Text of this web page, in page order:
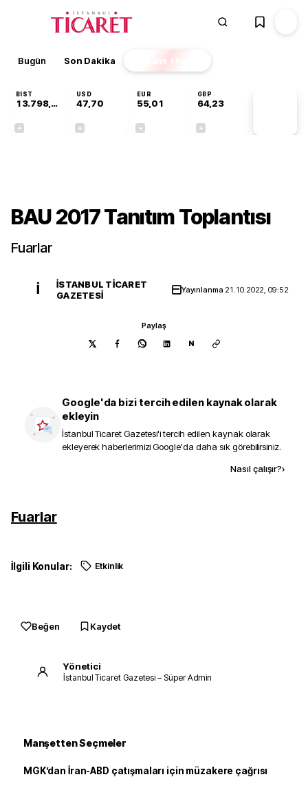
Bugün Son Dakika Finans EKSTRA
BIST
13.798,82
USD
47,70
EUR
55,01
GBP
64,23
BAU 2017 Tanıtım Toplantısı
Fuarlar
İ
İSTANBUL TICARET
GAZETESI
Yayınlanma 21.10.2022, 09:52
Paylaş
N
Google'da bizi tercih edilen kaynak olarak
ekleyin
İstanbul Ticaret Gazetesi'i tercih edilen kaynak olarak
ekleyerek haberlerimizi Google'da daha sık görebilirsiniz.
Nasıl çalışır?›
Fuarlar
İlgili Konular: Etkinlik
Beğen Kaydet
Yönetici
İstanbul Ticaret Gazetesi – Süper Admin
Manşetten Seçmeler
MGK’dan İran-ABD çatışmaları için müzakere çağrısı